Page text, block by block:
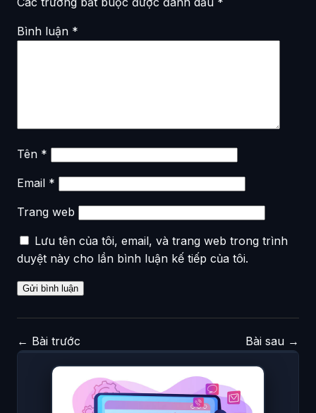
Bình luận *
Tên *
Email *
Trang web
Lưu tên của tôi, email, và trang web trong trình
duyệt này cho lần bình luận kế tiếp của tôi.
← Bài trước Bài sau →